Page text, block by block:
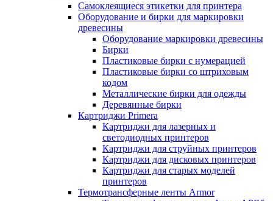
Самоклеящиеся этикетки для принтера
Оборудование и бирки для маркировки
древесины
Оборудование маркировки древесины
Бирки
Пластиковые бирки с нумерацией
Пластиковые бирки со штриховым
кодом
Металлические бирки для одежды
Деревянные бирки
Картриджи Primera
Картриджи для лазерных и
светодиодных принтеров
Картриджи для струйных принтеров
Картриджи для дисковых принтеров
Картриджи для старых моделей
принтеров
Термотрансферные ленты Armor